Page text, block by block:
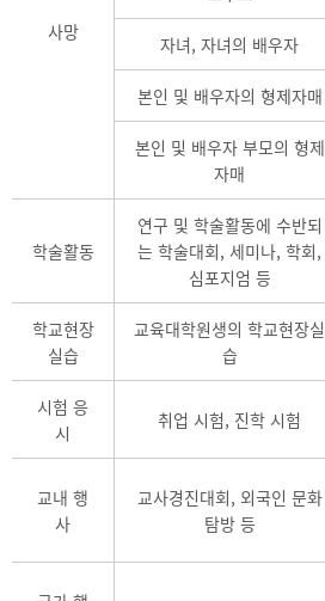
사망
자녀, 자녀의 배우자
본인 및 배우자의 형제자매
본인 및 배우자 부모의 형제
자매
학술활동
연구 및 학술활동에 수반되
는 학술대회, 세미나, 학회,
심포지엄 등
학교현장
실습
교육대학원생의 학교현장실
습
시험 응
시
취업 시험, 진학 시험
교내 행
사
교사경진대회, 외국인 문화
탐방 등